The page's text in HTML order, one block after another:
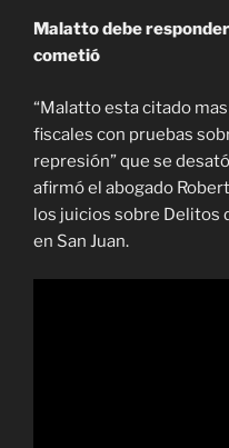
Malatto debe
cometió
“Malatto esta citado
fiscales con pruebas
represión” que se
afirmó el abogado
los juicios sobre Delitos
en San Juan.